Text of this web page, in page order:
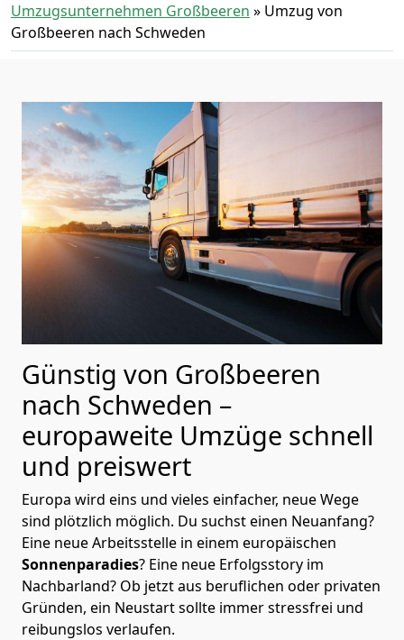
Umzugsunternehmen Großbeeren » Umzug von
Großbeeren nach Schweden
Günstig von Großbeeren
nach Schweden –
europaweite Umzüge schnell
und preiswert
Europa wird eins und vieles einfacher, neue Wege
sind plötzlich möglich. Du suchst einen Neuanfang?
Eine neue Arbeitsstelle in einem europäischen
Sonnenparadies? Eine neue Erfolgsstory im
Nachbarland? Ob jetzt aus beruflichen oder privaten
Gründen, ein Neustart sollte immer stressfrei und
reibungslos verlaufen.